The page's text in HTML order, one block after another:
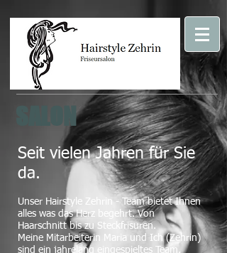
SALON
Seit vielen Jahren für Sie
da.
Unser Hairstyle Zehrin - Team bietet Ihnen
alles was das Herz begehrt. Von
Haarschnitt bis zu Steckfrisuren.
Meine Mitarbeiterin Maria und Ich (Zehrin)
sind ein jahrelang eingespieltes Team,